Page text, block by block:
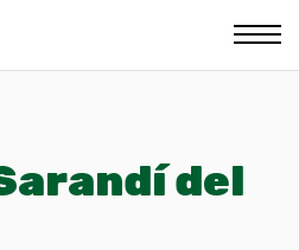
del